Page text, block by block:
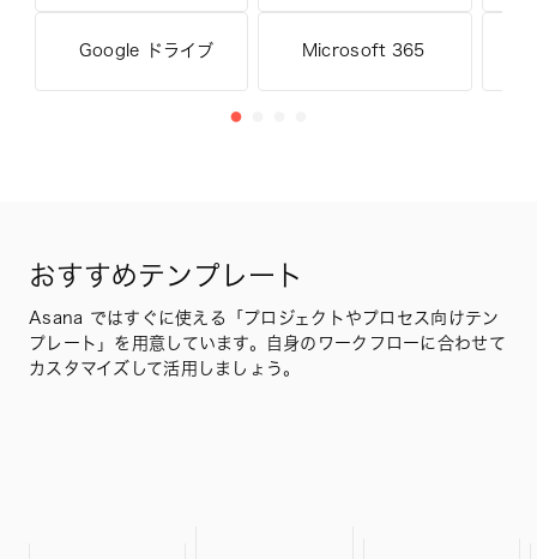
Google ドライブ Microsoft 365
おすすめテンプレート
Asana ではすぐに使える「プロジェクトやプロセス向けテン
プレート」を用意しています。自身のワークフローに合わせて
カスタマイズして活用しましょう。